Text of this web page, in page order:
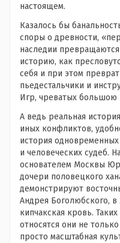
настоящем.
Казалось бы
споры о древности,
наследии
историю, как
себя и при этом
пьедестальчики и
Игр, чреватых большою
А ведь реальная
иных конфликтов,
история
и человеческих судеб.
основателем Москвы
дочери половецкого
демонстрируют
Андрея Боголюбского,
кипчакская кровь.
относятся они не
просто масштабная